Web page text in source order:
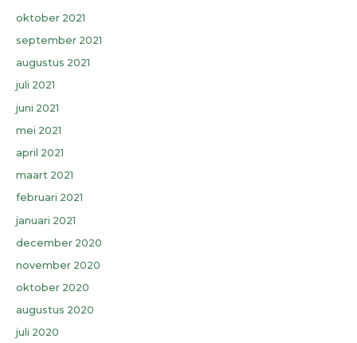
oktober 2021
september 2021
augustus 2021
juli 2021
juni 2021
mei 2021
april 2021
maart 2021
februari 2021
januari 2021
december 2020
november 2020
oktober 2020
augustus 2020
juli 2020